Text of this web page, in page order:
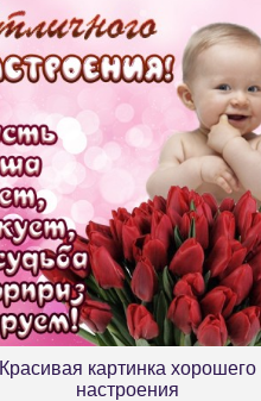
Красивая картинка хорошего
настроения